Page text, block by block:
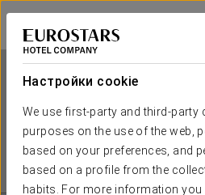
Настройки cookie
We use first-party and third-party
purposes on the use of the web,
based on your preferences, and
based on a profile from the
habits. For more information
Eurostars Hotel de la Reconquista
ОВЬЕДО
Eurostars